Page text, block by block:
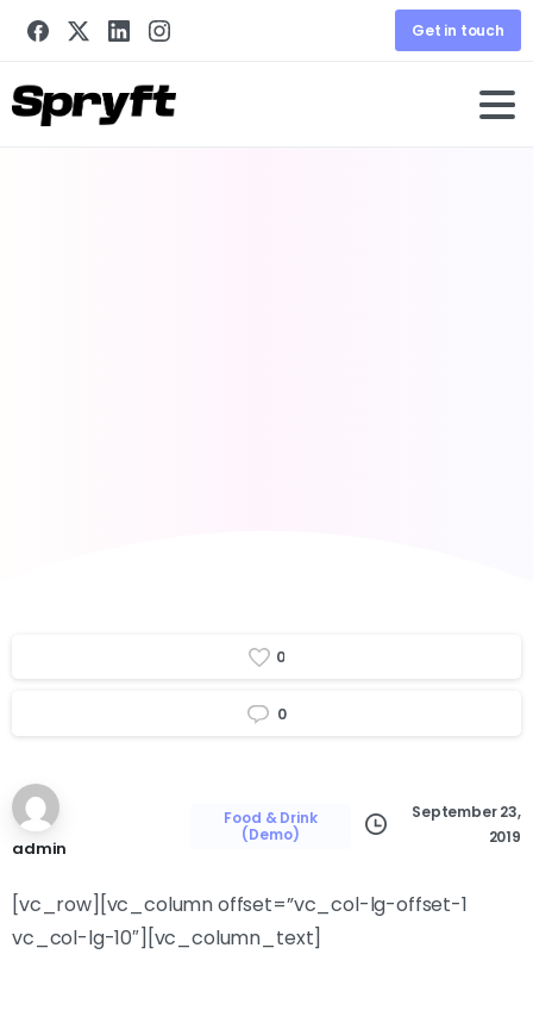
Get in touch
0
0
admin
Food & Drink
(Demo)
September 23,
2019
[vc_row][vc_column offset=”vc_col-lg-offset-1
vc_col-lg-10″][vc_column_text]